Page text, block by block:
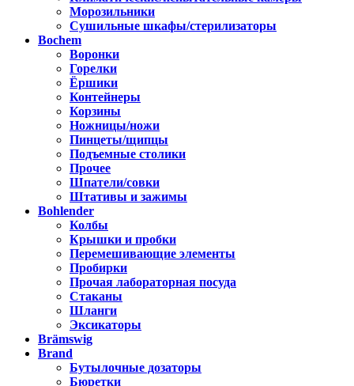
Морозильники
Сушильные шкафы/стерилизаторы
Bochem
Воронки
Горелки
Ёршики
Контейнеры
Корзины
Ножницы/ножи
Пинцеты/щипцы
Подъемные столики
Прочее
Шпатели/совки
Штативы и зажимы
Bohlender
Колбы
Крышки и пробки
Перемешивающие элементы
Пробирки
Прочая лабораторная посуда
Стаканы
Шланги
Эксикаторы
Brämswig
Brand
Бутылочные дозаторы
Бюретки